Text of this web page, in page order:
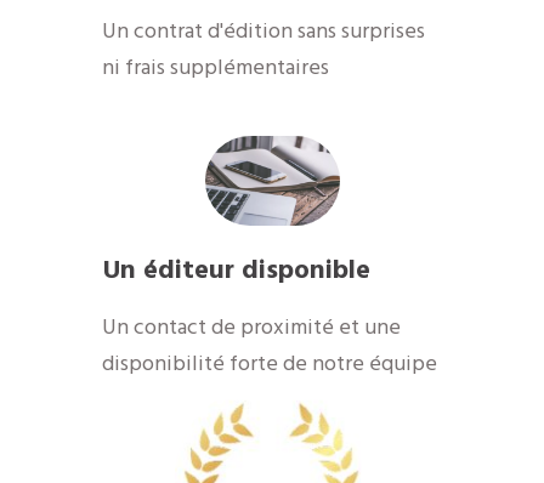
Un contrat d'édition sans surprises
ni frais supplémentaires
Un éditeur disponible
​Un contact de proximité et une
disponibilité forte de notre équipe